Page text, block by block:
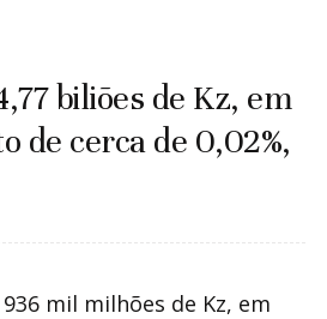
biliões de Kz, em
de cerca de 0,02%,
mil milhões de Kz, em